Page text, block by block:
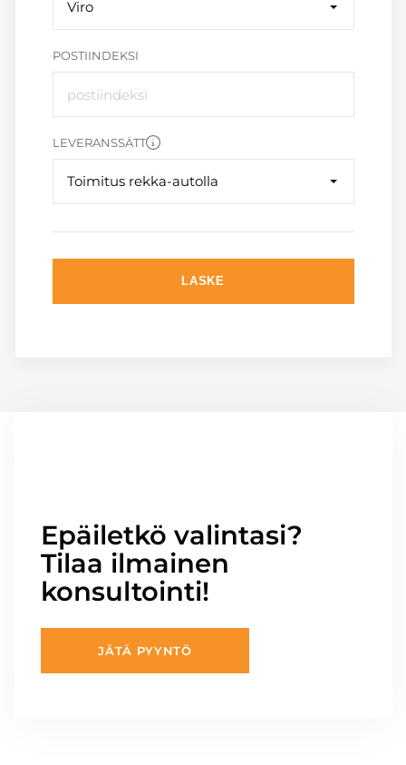
Viro
POSTIINDEKSI
LEVERANSSÄTT
Toimitus rekka-autolla
LASKE
Epäiletkö valintasi?
Tilaa ilmainen
konsultointi!
JÄTÄ PYYNTÖ